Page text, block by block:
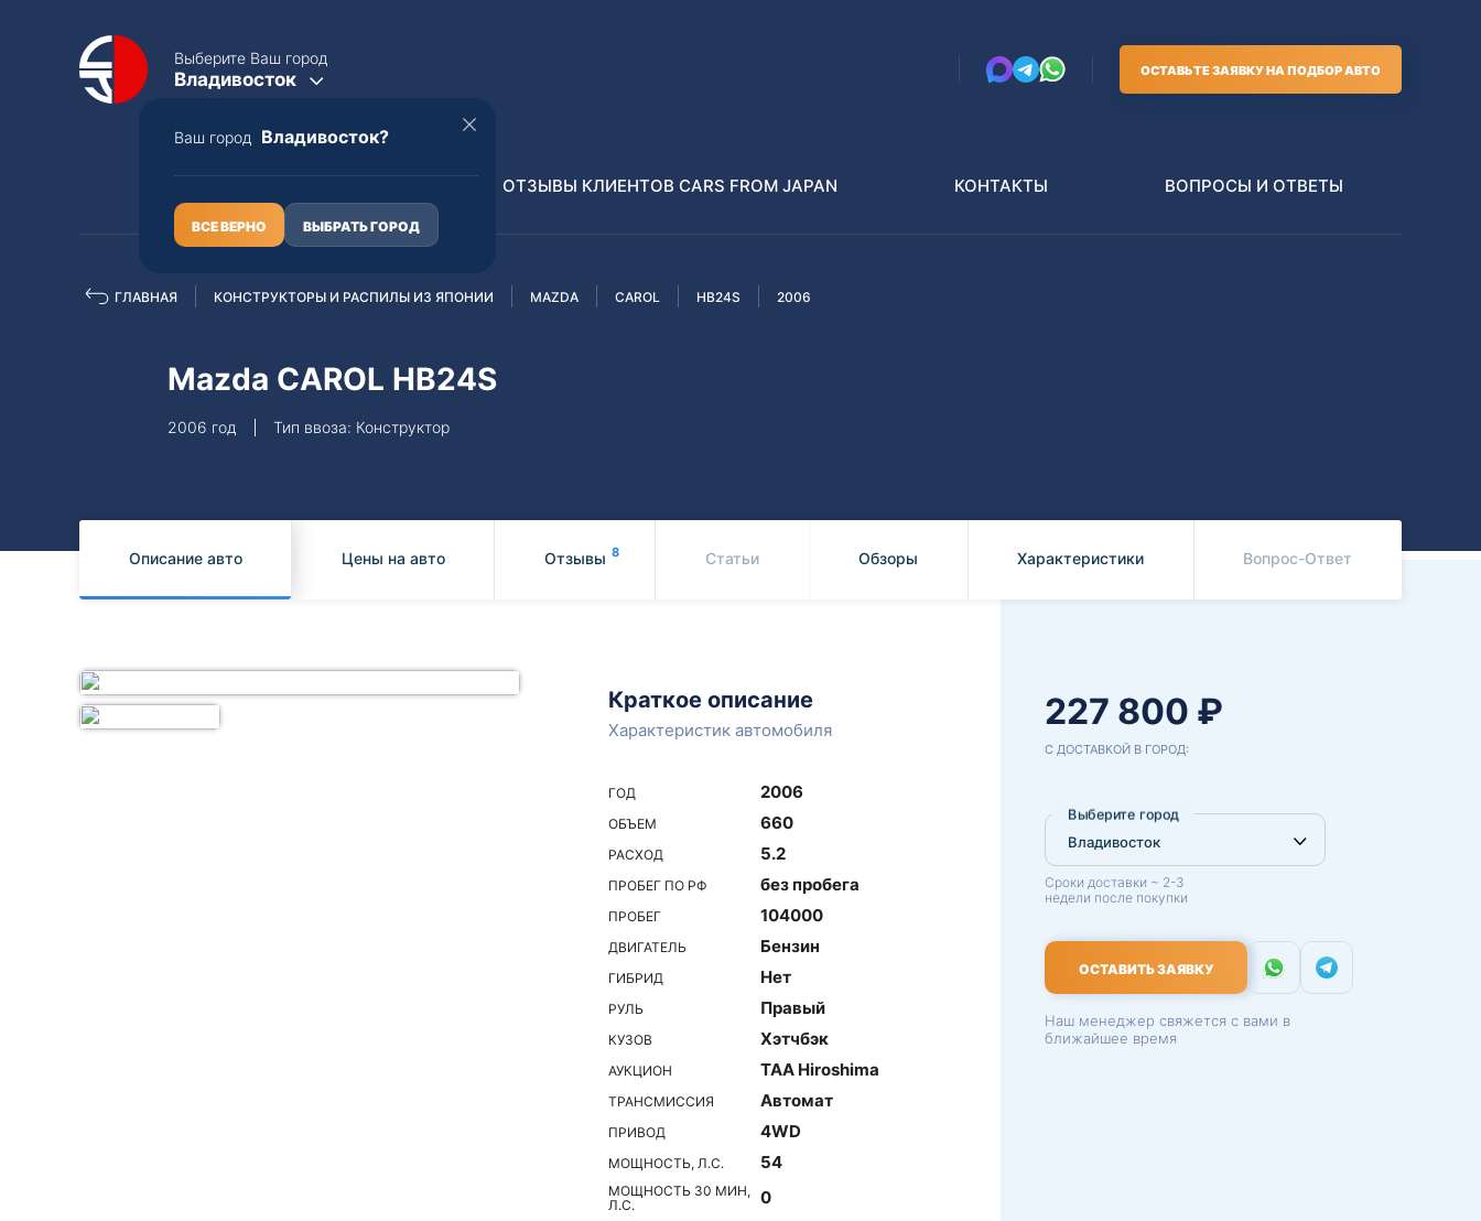
Выберите Ваш город
Владивосток
Ваш город Владивосток?
ВСЕ ВЕРНО ВЫБРАТЬ ГОРОД
ОСТАВЬТЕ ЗАЯВКУ НА ПОДБОР АВТО
Полная пошлина
Subaru
Распилы и конструкторы
ОТЗЫВЫ КЛИЕНТОВ CARS FROM JAPAN КОНТАКТЫ ВОПРОСЫ И ОТВЕТЫ
ГЛАВНАЯ КОНСТРУКТОРЫ И РАСПИЛЫ ИЗ ЯПОНИИ MAZDA CAROL HB24S 2006
Mazda CAROL HB24S
2006 год Тип ввоза: Конструктор
Описание авто Цены на авто Отзывы 8 Статьи Обзоры Характеристики Вопрос-Ответ
Краткое описание
Характеристик автомобиля
ГОД 2006
ОБЪЕМ 660
РАСХОД 5.2
ПРОБЕГ ПО РФ без пробега
ПРОБЕГ 104000
ДВИГАТЕЛЬ Бензин
ГИБРИД Нет
РУЛЬ Правый
КУЗОВ Хэтчбэк
АУКЦИОН TAA Hiroshima
ТРАНСМИССИЯ Автомат
ПРИВОД 4WD
МОЩНОСТЬ, Л.С. 54
МОЩНОСТЬ 30 МИН,
Л.С.
0
227 800 ₽
С ДОСТАВКОЙ В ГОРОД:
Выберите город
Сроки доставки ~ 2-3
недели после покупки
ОСТАВИТЬ ЗАЯВКУ
Наш менеджер свяжется с вами в
ближайшее время